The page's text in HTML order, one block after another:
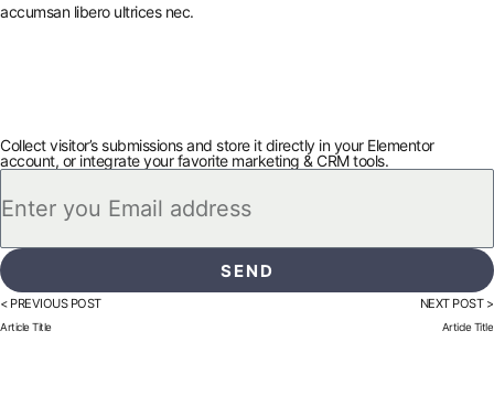
accumsan libero ultrices nec.
Collect visitor’s submissions and store it directly in your Elementor
account, or integrate your favorite marketing & CRM tools.
SEND
< PREVIOUS POST
Article Title
NEXT POST >
Article Title